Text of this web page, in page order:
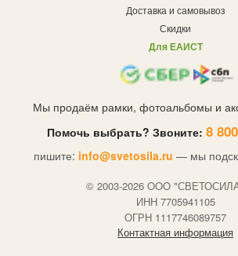
Доставка и самовывоз
Скидки
Для ЕАИСТ
Мы продаём рамки, фотоальбомы и
Помочь выбрать? Звоните: 8
пишите: info@svetosila.ru — мы
© 2003-2026 OOO
ИНН 7705941105
ОГРН 1117746089757
Контактная информация